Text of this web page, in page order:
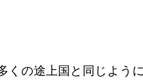
くの途上国と同じよう